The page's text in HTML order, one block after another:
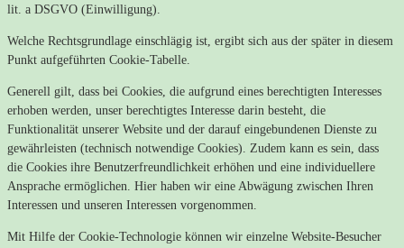
lit. a DSGVO (Einwilligung).
Welche Rechtsgrundlage einschlägig ist, ergibt sich aus der später in diesem
Punkt aufgeführten Cookie-Tabelle.
Generell gilt, dass bei Cookies, die aufgrund eines berechtigten Interesses
erhoben werden, unser berechtigtes Interesse darin besteht, die
Funktionalität unserer Website und der darauf eingebundenen Dienste zu
gewährleisten (technisch notwendige Cookies). Zudem kann es sein, dass
die Cookies ihre Benutzerfreundlichkeit erhöhen und eine individuellere
Ansprache ermöglichen. Hier haben wir eine Abwägung zwischen Ihren
Interessen und unseren Interessen vorgenommen.
Mit Hilfe der Cookie-Technologie können wir einzelne Website-Besucher